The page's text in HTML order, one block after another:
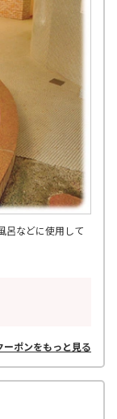
呂などに使用して
ーポンをもっと見る